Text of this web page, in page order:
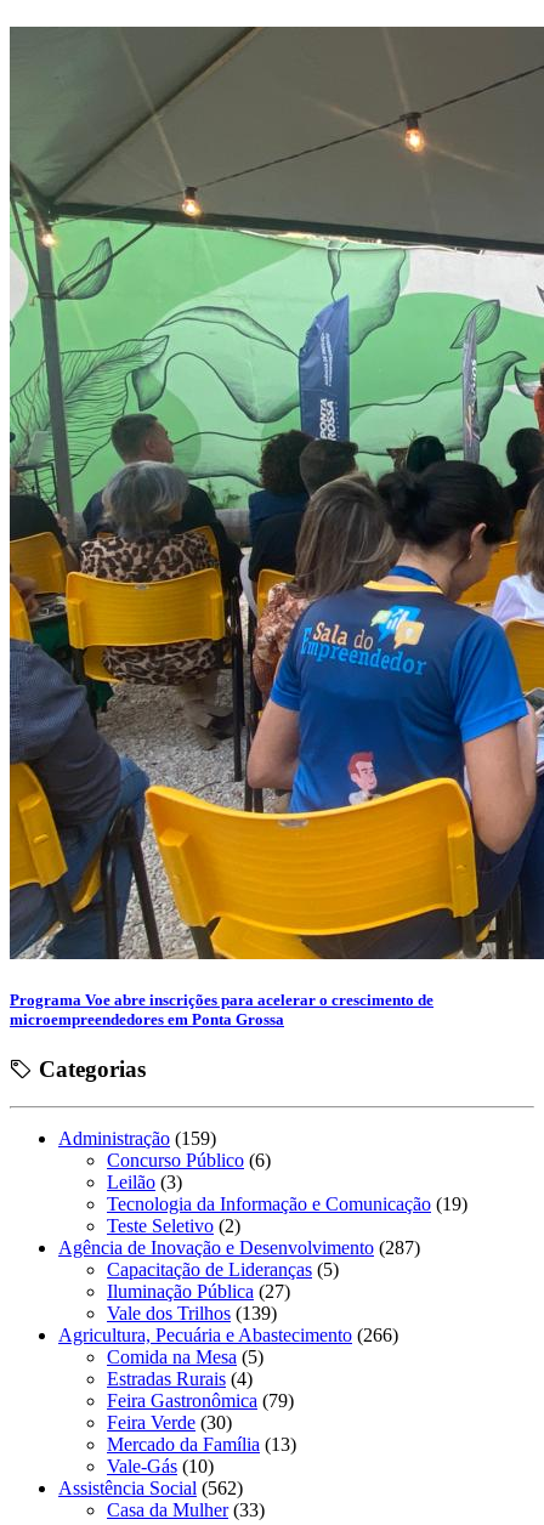
Programa Voe abre inscrições para acelerar o crescimento de
microempreendedores em Ponta Grossa
Categorias
Administração (159)
Concurso Público (6)
Leilão (3)
Tecnologia da Informação e Comunicação (19)
Teste Seletivo (2)
Agência de Inovação e Desenvolvimento (287)
Capacitação de Lideranças (5)
Iluminação Pública (27)
Vale dos Trilhos (139)
Agricultura, Pecuária e Abastecimento (266)
Comida na Mesa (5)
Estradas Rurais (4)
Feira Gastronômica (79)
Feira Verde (30)
Mercado da Família (13)
Vale-Gás (10)
Assistência Social (562)
Casa da Mulher(33)